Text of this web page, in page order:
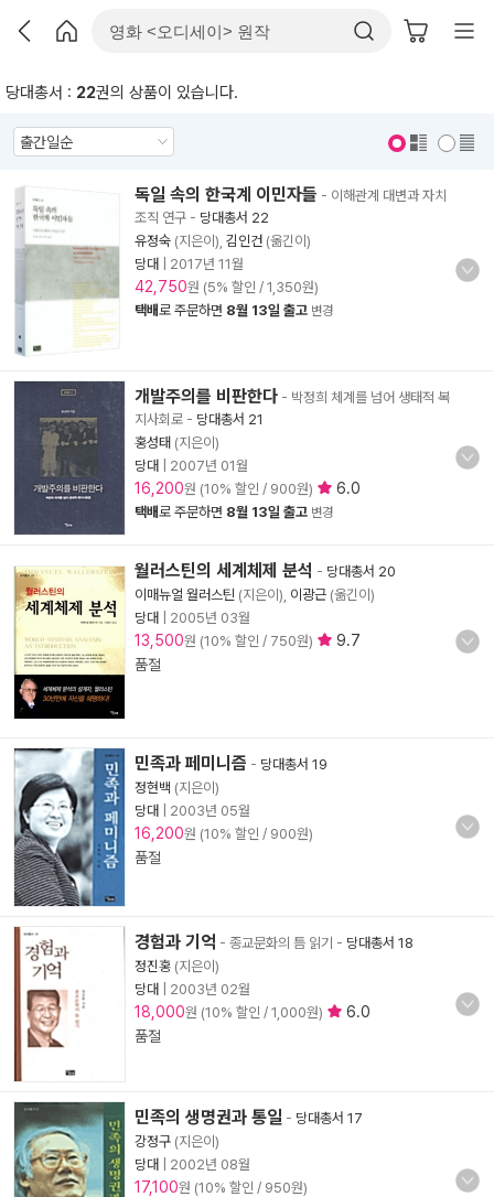
당대총서 : 22권의 상품이 있습니다.
독일 속의 한국계 이민자들 - 이해관계 대변과 자치
조직 연구 - 당대총서 22
유정숙 (지은이), 김인건 (옮긴이)
당대
2017년 11월
42,750원 (5% 할인 / 1,350원)
택배로 주문하면 8월 13일 출고 변경
개발주의를 비판한다 - 박정희 체계를 넘어 생태적 복
지사회로 - 당대총서 21
홍성태 (지은이)
당대
2007년 01월
16,200원 (10% 할인 / 900원) 6.0
택배로 주문하면 8월 13일 출고 변경
월러스틴의 세계체제 분석 - 당대총서 20
이매뉴얼 월러스틴 (지은이), 이광근 (옮긴이)
당대
2005년 03월
13,500원 (10% 할인 / 750원)
9.7
품절
민족과 페미니즘 - 당대총서 19
정현백 (지은이)
당대
2003년 05월
16,200원 (10% 할인 / 900원)
품절
경험과 기억 - 종교문화의 틈 읽기 - 당대총서 18
정진홍 (지은이)
당대
2003년 02월
18,000원 (10% 할인 / 1,000원)
6.0
품절
민족의 생명권과 통일 - 당대총서 17
강정구 (지은이)
당대
2002년 08월
17,100원 (10% 할인 / 950원)